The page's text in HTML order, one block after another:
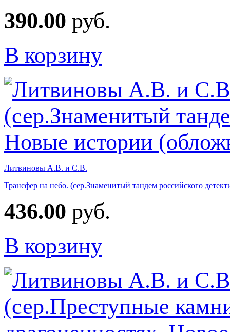
390.00 руб.
В корзину
Литвиновы А.В. и С.В.
Трансфер на небо. (сер.Знаменитый тандем российского
436.00 руб.
В корзину